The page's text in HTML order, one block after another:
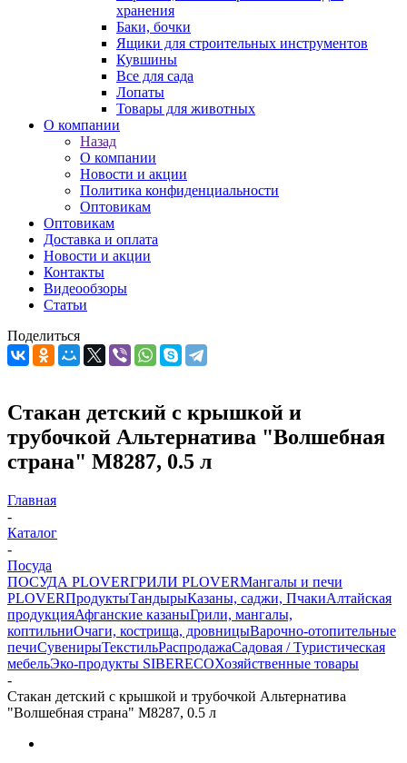
хранения
Баки, бочки
Ящики для строительных инструментов
Кувшины
Все для сада
Лопаты
Товары для животных
О компании
Назад
О компании
Новости и акции
Политика конфиденциальности
Оптовикам
Оптовикам
Доставка и оплата
Новости и акции
Контакты
Видеообзоры
Статьи
Поделиться
Стакан детский с крышкой и
трубочкой Альтернатива "Волшебная
страна" М8287, 0.5 л
Главная
-
Каталог
-
Посуда
ПОСУДА PLOVERГРИЛИ PLOVERМангалы и печи
PLOVERПродуктыТандырыКазаны, саджи, ПчакиАлтайская
продукцияАфганские казаныГрили, мангалы,
коптильниОчаги, кострища, дровницыВарочно-отопительные
печиСувенирыТекстильРаспродажаСадовая / Туристическая
мебельЭко-продукты SIBERECOХозяйственные товары
-
Стакан детский с крышкой и трубочкой Альтернатива
"Волшебная страна" М8287, 0.5 л